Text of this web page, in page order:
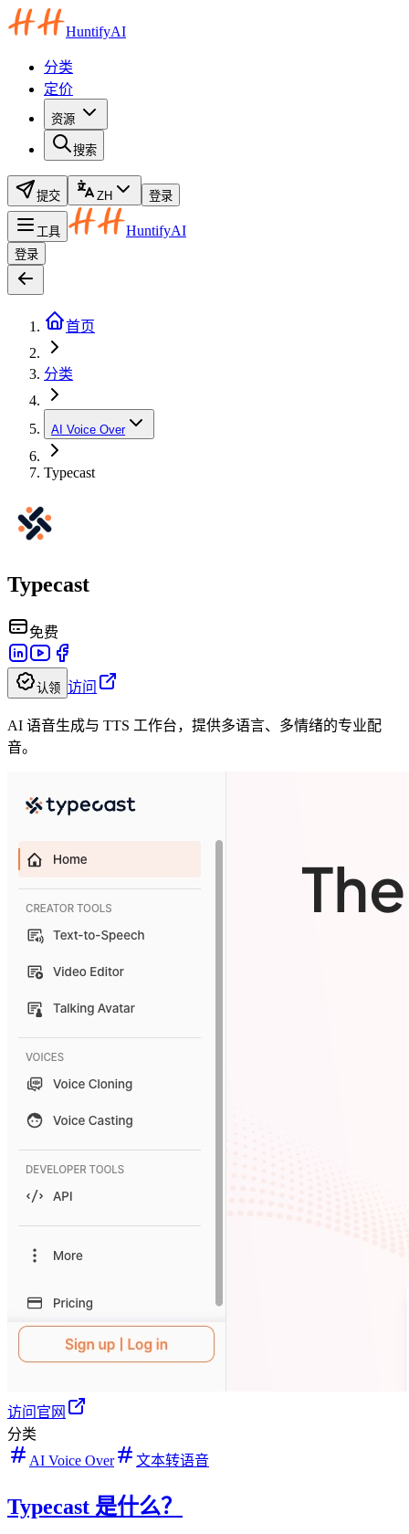
HuntifyAI
分类
定价
资源
搜索
提交 ZH 登录
工具 HuntifyAI
登录
首页
分类
AI Voice Over
Typecast
Typecast
免费
认领 访问
AI 语音生成与 TTS 工作台，提供多语言、多情绪的专业配
音。
访问官网
分类
AI Voice Over
文本转语音
Typecast 是什么？